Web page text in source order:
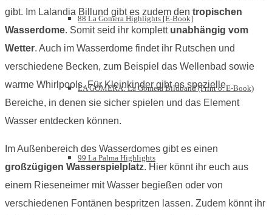
88 La Gomera Highlights [E-Book]
LA GOMERA: La Gomera Bildband (Print o. E-Book)
99 La Palma Highlights
gibt. Im Lalandia Billund gibt es zudem den tropischen
Wasserdome. Somit seid ihr komplett unabhängig vom
Wetter. Auch im Wasserdome findet ihr Rutschen und
verschiedene Becken, zum Beispiel das Wellenbad sowie
warme Whirlpools. Für Kleinkinder gibt es spezielle
Bereiche, in denen sie sicher spielen und das Element
Wasser entdecken können.
Im Außenbereich des Wasserdomes gibt es einen
großzügigen Wasserspielplatz. Hier könnt ihr euch aus
einem Rieseneimer mit Wasser begießen oder von
verschiedenen Fontänen bespritzen lassen. Zudem könnt ihr